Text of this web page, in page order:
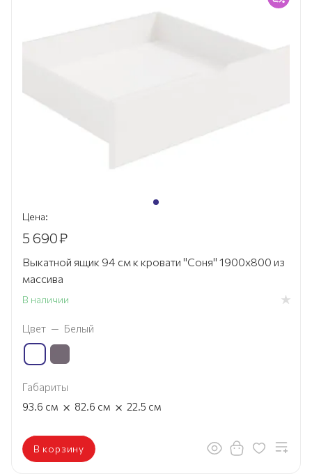
Цена:
5 690₽
Выкатной ящик 94 см к кровати "Соня" 1900х800 из
массива
В наличии
Цвет — Белый
Габариты
93.6 см × 82.6 см × 22.5 см
В корзину